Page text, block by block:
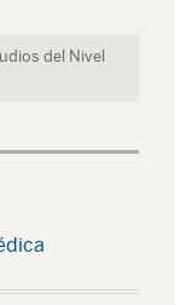
del Nivel